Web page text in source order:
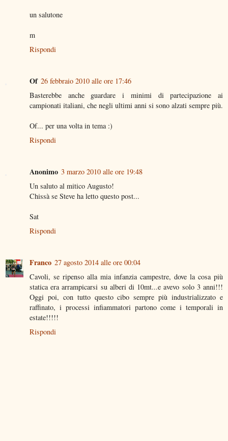
un salutone
m
Rispondi
Of 26 febbraio 2010 alle ore 17:46
Basterebbe anche guardare i minimi di partecipazione ai
campionati italiani, che negli ultimi anni si sono alzati sempre più.
Of... per una volta in tema :)
Rispondi
Anonimo 3 marzo 2010 alle ore 19:48
Un saluto al mitico Augusto!
Chissà se Steve ha letto questo post...
Sat
Rispondi
Franco 27 agosto 2014 alle ore 00:04
Cavoli, se ripenso alla mia infanzia campestre, dove la cosa più
statica era arrampicarsi su alberi di 10mt...e avevo solo 3 anni!!!
Oggi poi, con tutto questo cibo sempre più industrializzato e
raffinato, i processi infiammatori partono come i temporali in
estate!!!!!
Rispondi